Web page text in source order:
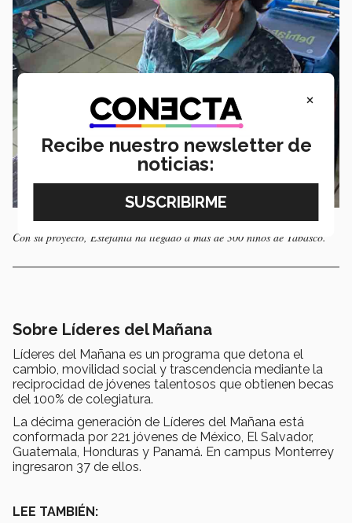
Con su proyecto, Estefanía ha llegado a más de 300 niños de Tabasco.
Sobre Líderes del Mañana
Líderes del Mañana es un programa que detona el
cambio, movilidad social y trascendencia mediante la
reciprocidad de jóvenes talentosos que obtienen becas
del 100% de colegiatura.
La décima generación de Líderes del Mañana está
conformada por 221 jóvenes de México, El Salvador,
Guatemala, Honduras y Panamá. En campus Monterrey
ingresaron 37 de ellos.
LEE TAMBIÉN:
×
Recibe nuestro newsletter de
noticias: